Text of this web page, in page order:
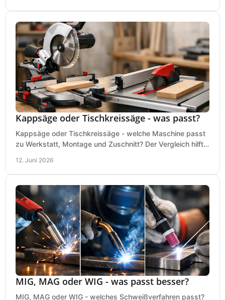
Kappsäge oder Tischkreissäge - was passt?
Kappsäge oder Tischkreissäge - welche Maschine passt
zu Werkstatt, Montage und Zuschnitt? Der Vergleich hilft
12. Juni 2026
MIG, MAG oder WIG - was passt besser?
MIG, MAG oder WIG - welches Schweißverfahren passt?